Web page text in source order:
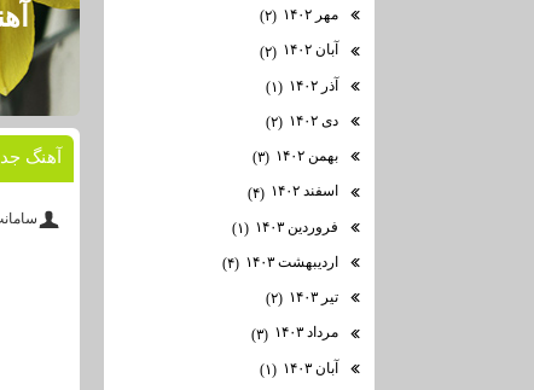
آهنگ
مهر ۱۴۰۲
(۲)
آبان ۱۴۰۲
(۲)
آذر ۱۴۰۲
(۱)
دی ۱۴۰۲
(۲)
بهمن ۱۴۰۲
(۳)
اسفند ۱۴۰۲
(۴)
فروردین ۱۴۰۳
(۱)
اردیبهشت ۱۴۰۳
(۴)
تیر ۱۴۰۳
(۲)
مرداد ۱۴۰۳
(۳)
آبان ۱۴۰۳
(۱)